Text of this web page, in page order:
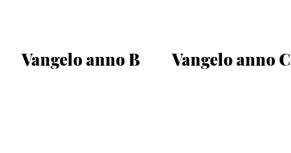
Vangelo anno B Vangelo anno C